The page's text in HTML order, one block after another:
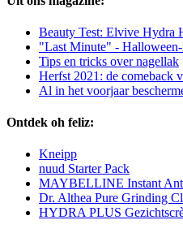
Beauty Test: Elvive Hydra
"Last Minute" - Halloween-
Tips en tricks over nagellak
Herfst 2021: de comeback
Al in het voorjaar
Ontdek oh feliz:
Kneipp
nuud Starter Pack
MAYBELLINE Instant
Dr. Althea Pure Grinding
HYDRA PLUS